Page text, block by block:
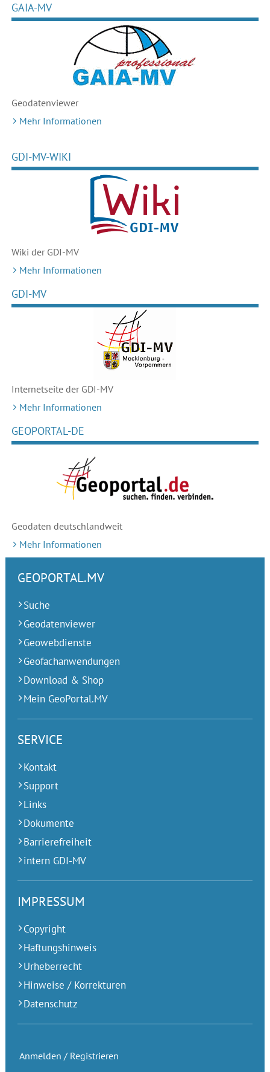
GAIA-MV
Geodatenviewer
Mehr Informationen
GDI-MV-WIKI
Wiki der GDI-MV
Mehr Informationen
GDI-MV
Internetseite der GDI-MV
Mehr Informationen
GEOPORTAL-DE
Geodaten deutschlandweit
Mehr Informationen
GEOPORTAL.MV
Suche
Geodatenviewer
Geowebdienste
Geofachanwendungen
Download & Shop
Mein GeoPortal.MV
SERVICE
Kontakt
Support
Links
Dokumente
Barrierefreiheit
intern GDI-MV
IMPRESSUM
Copyright
Haftungshinweis
Urheberrecht
Hinweise / Korrekturen
Datenschutz
Anmelden / Registrieren